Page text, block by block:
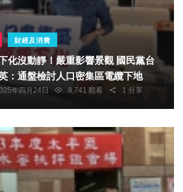
財經及消費
動靜！嚴重影響景觀 國民黨台
：通盤檢討人口密集區電纜下地
年四月24日 8,741 觀看 1 分享